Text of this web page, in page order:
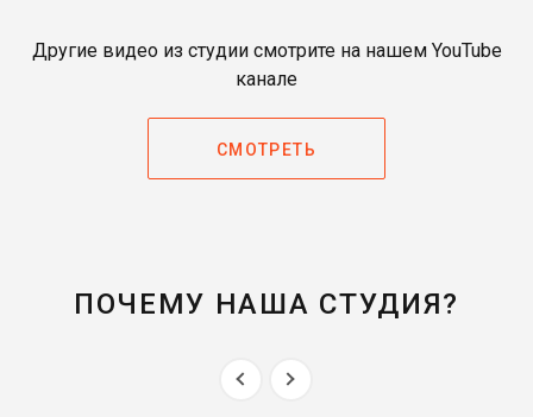
Другие видео из студии смотрите на нашем YouTube
канале
СМОТРЕТЬ
ПОЧЕМУ НАША СТУДИЯ?